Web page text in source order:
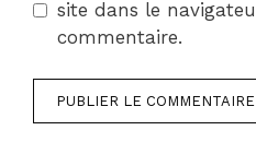
site dans le
commentaire.